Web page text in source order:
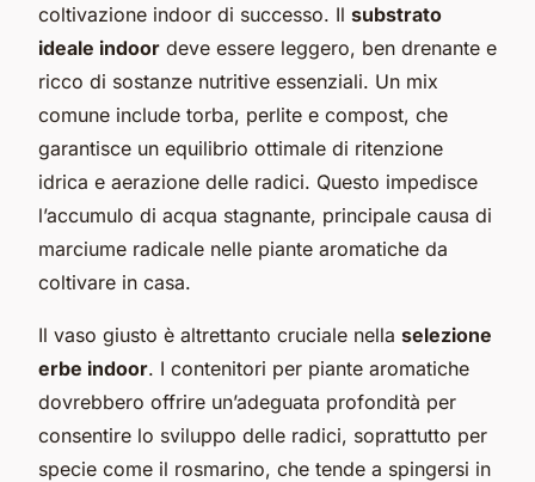
coltivazione indoor di successo. Il substrato
ideale indoor deve essere leggero, ben drenante e
ricco di sostanze nutritive essenziali. Un mix
comune include torba, perlite e compost, che
garantisce un equilibrio ottimale di ritenzione
idrica e aerazione delle radici. Questo impedisce
l’accumulo di acqua stagnante, principale causa di
marciume radicale nelle piante aromatiche da
coltivare in casa.
Il vaso giusto è altrettanto cruciale nella selezione
erbe indoor. I contenitori per piante aromatiche
dovrebbero offrire un’adeguata profondità per
consentire lo sviluppo delle radici, soprattutto per
specie come il rosmarino, che tende a spingersi in